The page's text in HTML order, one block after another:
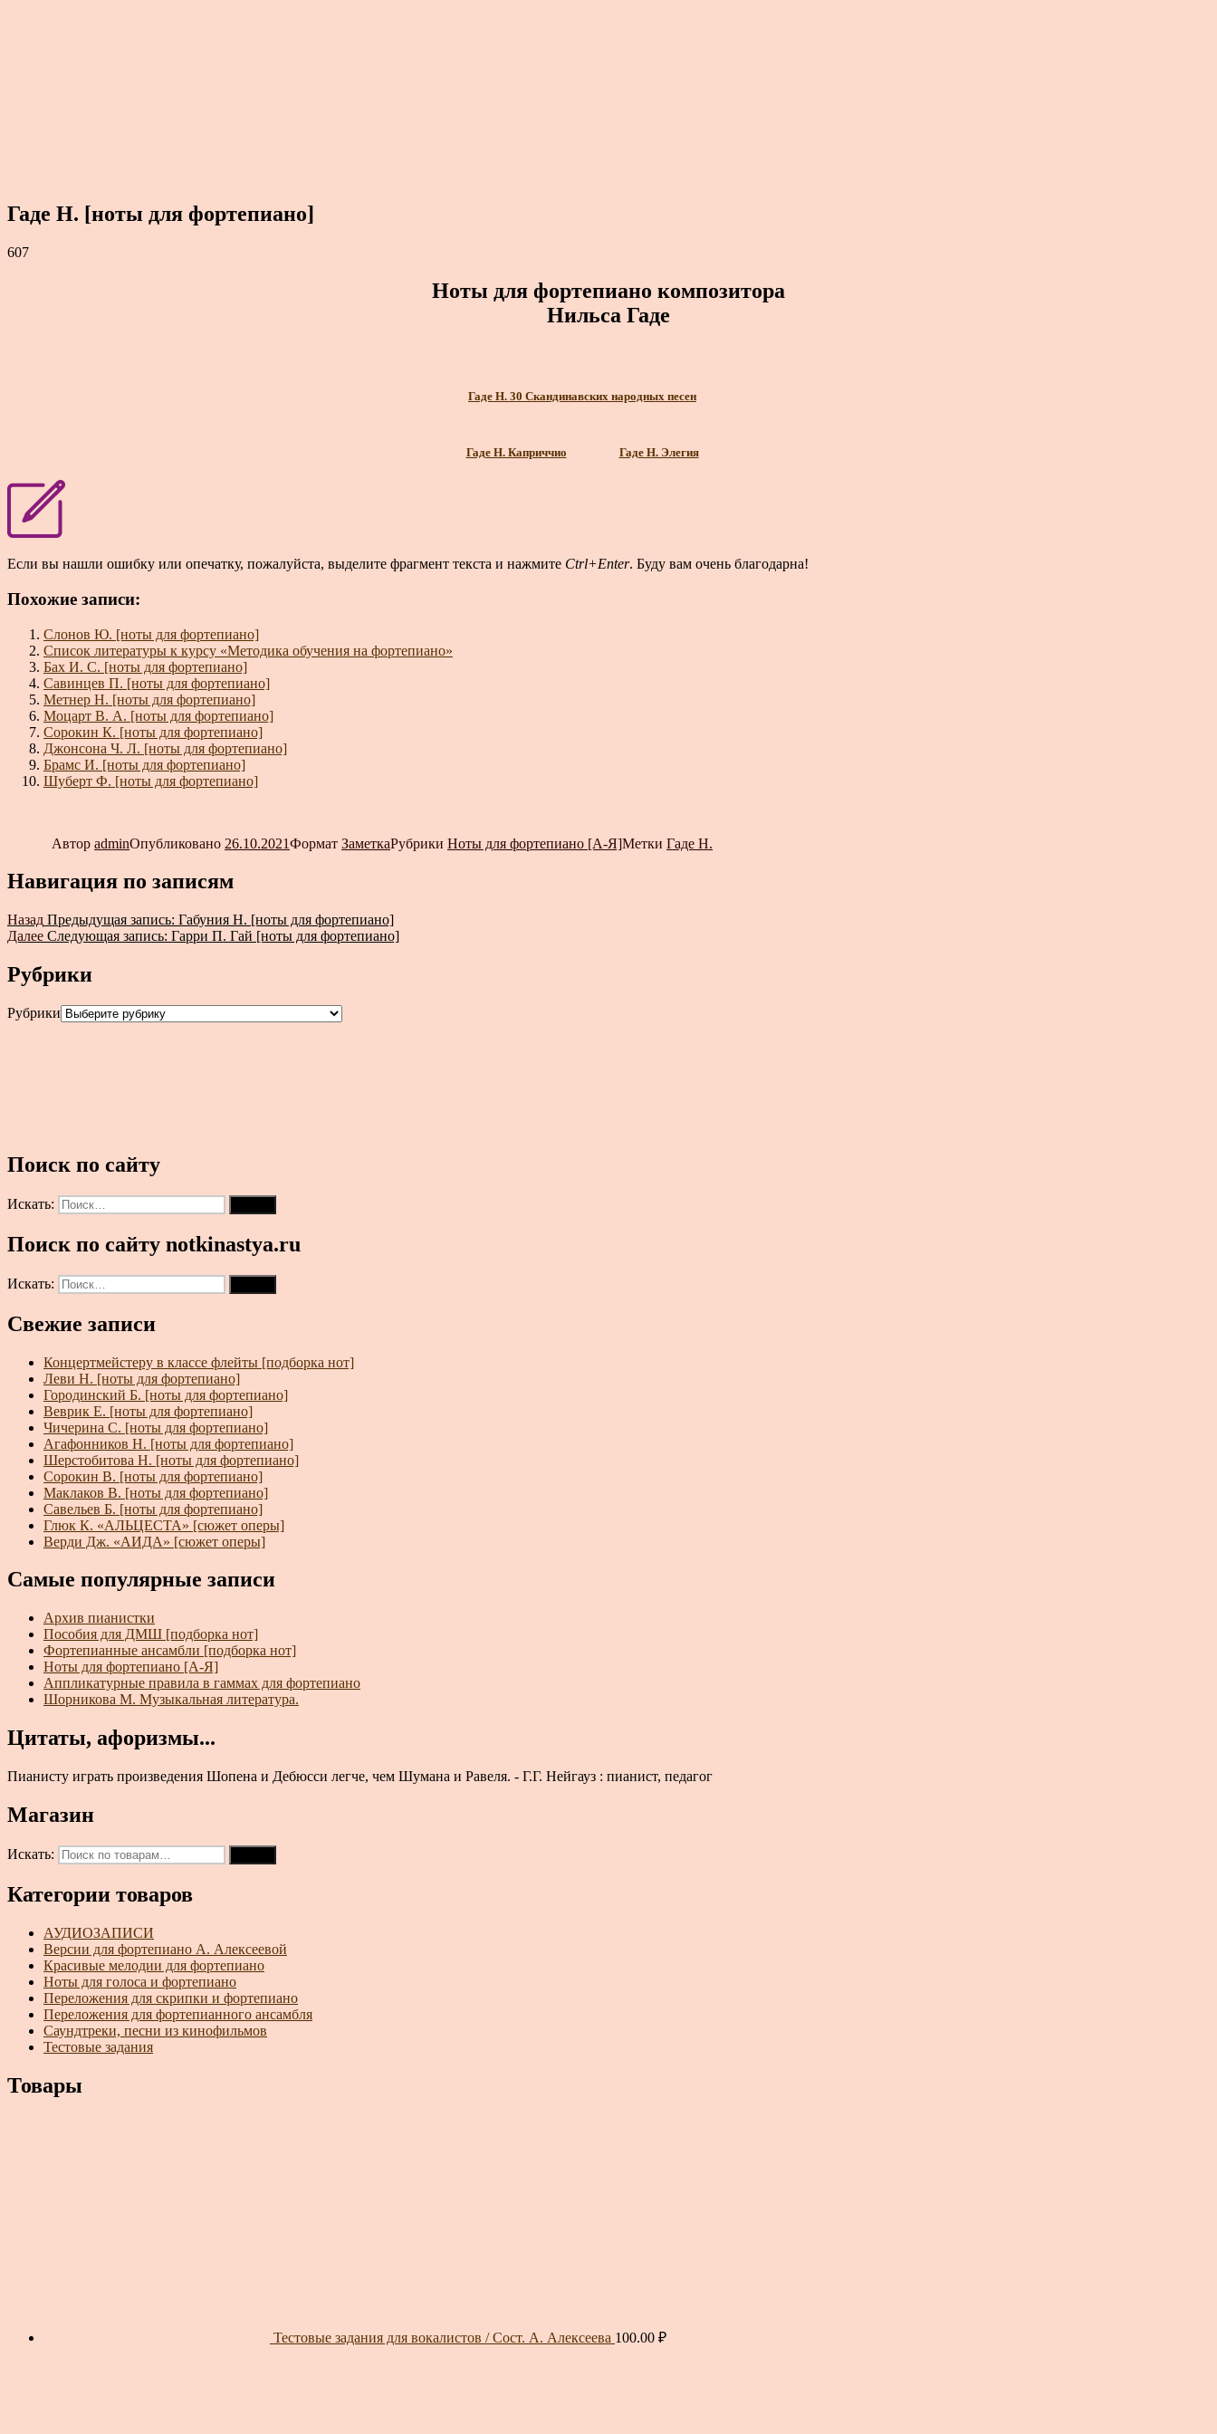
Гаде Н. [ноты для фортепиано]
607
Ноты для фортепиано композитора
Нильса Гаде
Гаде Н. 30 Скандинавских народных песен
Гаде Н. Каприччио Гаде Н. Элегия
Если вы нашли ошибку или опечатку, пожалуйста, выделите фрагмент текста и нажмите Ctrl+Enter. Буду вам очень благодарна!
Похожие записи:
Слонов Ю. [ноты для фортепиано]
Список литературы к курсу «Методика обучения на фортепиано»
Бах И. С. [ноты для фортепиано]
Савинцев П. [ноты для фортепиано]
Метнер Н. [ноты для фортепиано]
Моцарт В. А. [ноты для фортепиано]
Сорокин К. [ноты для фортепиано]
Джонсона Ч. Л. [ноты для фортепиано]
Брамс И. [ноты для фортепиано]
Шуберт Ф. [ноты для фортепиано]
Автор adminОпубликовано 26.10.2021Формат ЗаметкаРубрики Ноты для фортепиано [А-Я]Метки Гаде Н.
Навигация по записям
Назад Предыдущая запись: Габуния Н. [ноты для фортепиано]
Далее Следующая запись: Гарри П. Гай [ноты для фортепиано]
Рубрики
Рубрики
Поиск по сайту
Искать:
Поиск по сайту notkinastya.ru
Искать:
Свежие записи
Концертмейстеру в классе флейты [подборка нот]
Леви Н. [ноты для фортепиано]
Городинский Б. [ноты для фортепиано]
Веврик Е. [ноты для фортепиано]
Чичерина С. [ноты для фортепиано]
Агафонников Н. [ноты для фортепиано]
Шерстобитова Н. [ноты для фортепиано]
Сорокин В. [ноты для фортепиано]
Маклаков В. [ноты для фортепиано]
Савельев Б. [ноты для фортепиано]
Глюк К. «АЛЬЦЕСТА» [сюжет оперы]
Верди Дж. «АИДА» [сюжет оперы]
Самые популярные записи
Архив пианистки
Пособия для ДМШ [подборка нот]
Фортепианные ансамбли [подборка нот]
Ноты для фортепиано [А-Я]
Аппликатурные правила в гаммах для фортепиано
Шорникова М. Музыкальная литература.
Цитаты, афоризмы...
Пианисту играть произведения Шопена и Дебюсси легче, чем Шумана и Равеля. - Г.Г. Нейгауз : пианист, педагог
Магазин
Искать:
Категории товаров
АУДИОЗАПИСИ
Версии для фортепиано А. Алексеевой
Красивые мелодии для фортепиано
Ноты для голоса и фортепиано
Переложения для скрипки и фортепиано
Переложения для фортепианного ансамбля
Саундтреки, песни из кинофильмов
Тестовые задания
Товары
Тестовые задания для вокалистов / Сост. А. Алексеева 100.00 ₽